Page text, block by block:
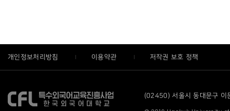
개인정보처리방침 이용약관 저작권 보호 정책
(02450) 서울시 동대문구